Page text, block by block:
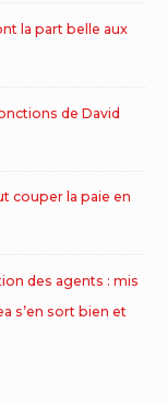
la part belle aux
de David
couper la paie en
des agents : mis
s’en sort bien et